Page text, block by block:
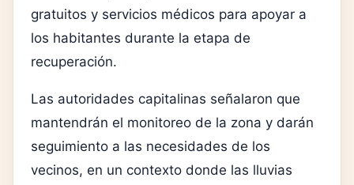
gratuitos y servicios médicos para apoyar a
los habitantes durante la etapa de
recuperación.
Las autoridades capitalinas señalaron que
mantendrán el monitoreo de la zona y darán
seguimiento a las necesidades de los
vecinos, en un contexto donde las lluvias